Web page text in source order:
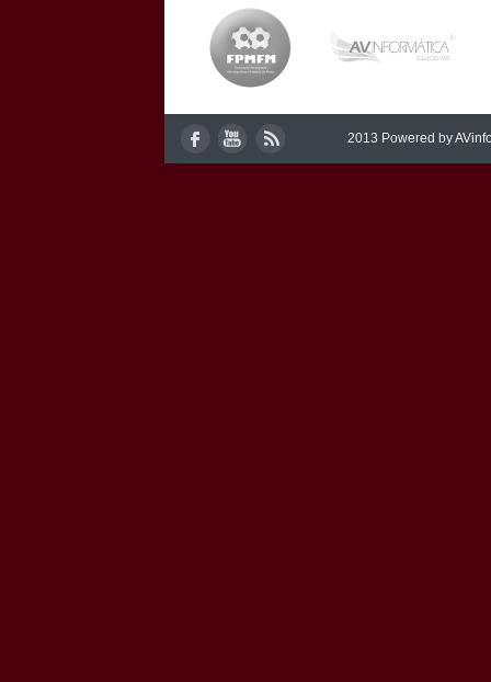
2013 Powered by